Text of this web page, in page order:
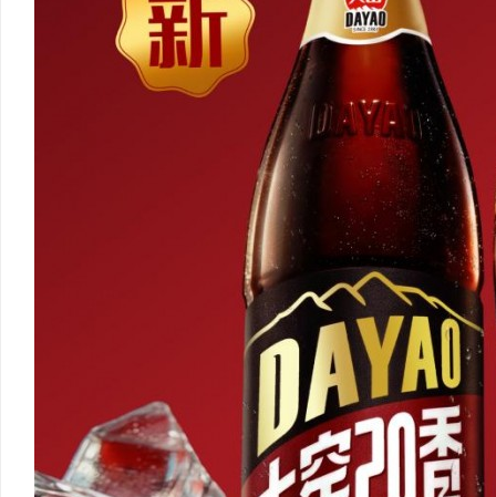
年哈尔滨弘祥消防培训学校：持证上
，直通消防控制室核心岗位！
探秘短剧网：新时代短
创新平台